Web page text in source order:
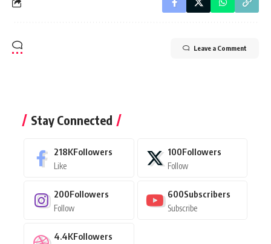
Leave a Comment
Stay Connected
218KFollowers
Like
100Followers
Follow
200Followers
Follow
600Subscribers
Subscribe
4.4KFollowers